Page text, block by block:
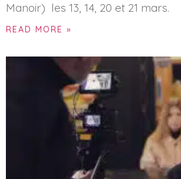
Manoir) les 13, 14, 20 et 21 mars.
READ MORE »